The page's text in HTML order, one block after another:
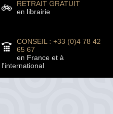
RETRAIT GRATUIT
en librairie
CONSEIL : +33 (0)4 78 42
65 67
en France et à
l'international